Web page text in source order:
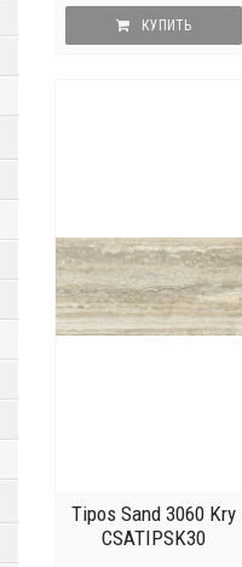
КУПИТЬ
Tipos Sand 3060 Kry
CSATIPSK30